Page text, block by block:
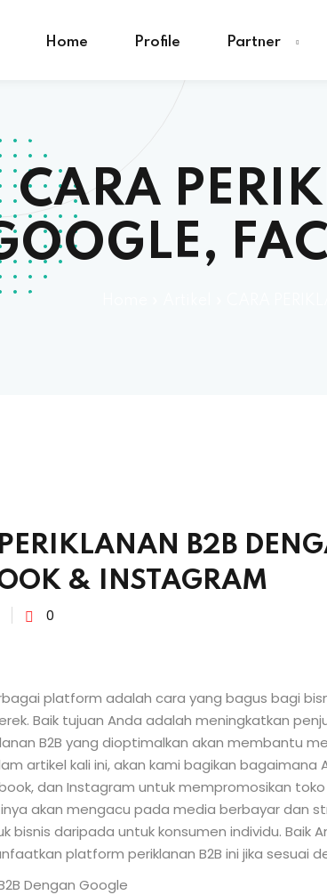
Home Profile Partner
CARA
B2B
& INSTAGRAM
0
platform adalah cara yang bagus bagi
Baik tujuan Anda adalah meningkatkan
B2B yang dioptimalkan akan membantu
artikel kali ini, akan kami bagikan
dan Instagram untuk mempromosikan
akan mengacu pada media berbayar dan
bisnis daripada untuk konsumen individu. Baik
platform periklanan B2B ini jika sesuai
Dengan Google